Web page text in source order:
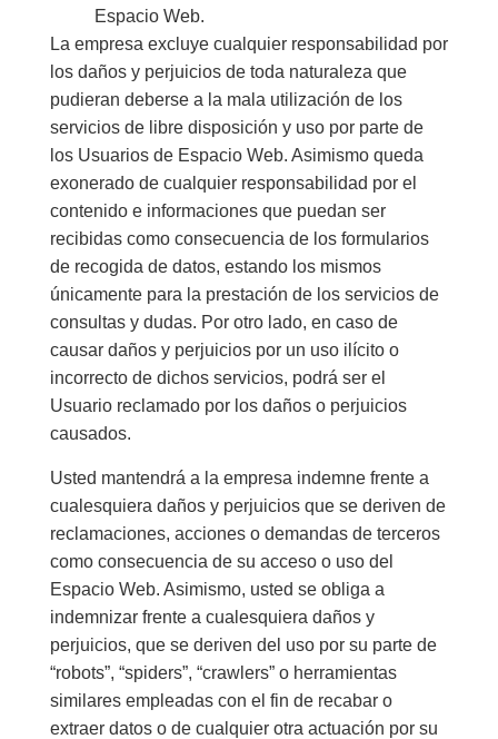
Espacio Web.
La empresa excluye cualquier responsabilidad por
los daños y perjuicios de toda naturaleza que
pudieran deberse a la mala utilización de los
servicios de libre disposición y uso por parte de
los Usuarios de Espacio Web. Asimismo queda
exonerado de cualquier responsabilidad por el
contenido e informaciones que puedan ser
recibidas como consecuencia de los formularios
de recogida de datos, estando los mismos
únicamente para la prestación de los servicios de
consultas y dudas. Por otro lado, en caso de
causar daños y perjuicios por un uso ilícito o
incorrecto de dichos servicios, podrá ser el
Usuario reclamado por los daños o perjuicios
causados.
Usted mantendrá a la empresa indemne frente a
cualesquiera daños y perjuicios que se deriven de
reclamaciones, acciones o demandas de terceros
como consecuencia de su acceso o uso del
Espacio Web. Asimismo, usted se obliga a
indemnizar frente a cualesquiera daños y
perjuicios, que se deriven del uso por su parte de
“robots”, “spiders”, “crawlers” o herramientas
similares empleadas con el fin de recabar o
extraer datos o de cualquier otra actuación por su